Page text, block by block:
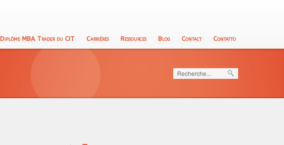
Diplôme MBA Trader du CIT Carrières Ressources Blog Contact Contatto
Rechercher